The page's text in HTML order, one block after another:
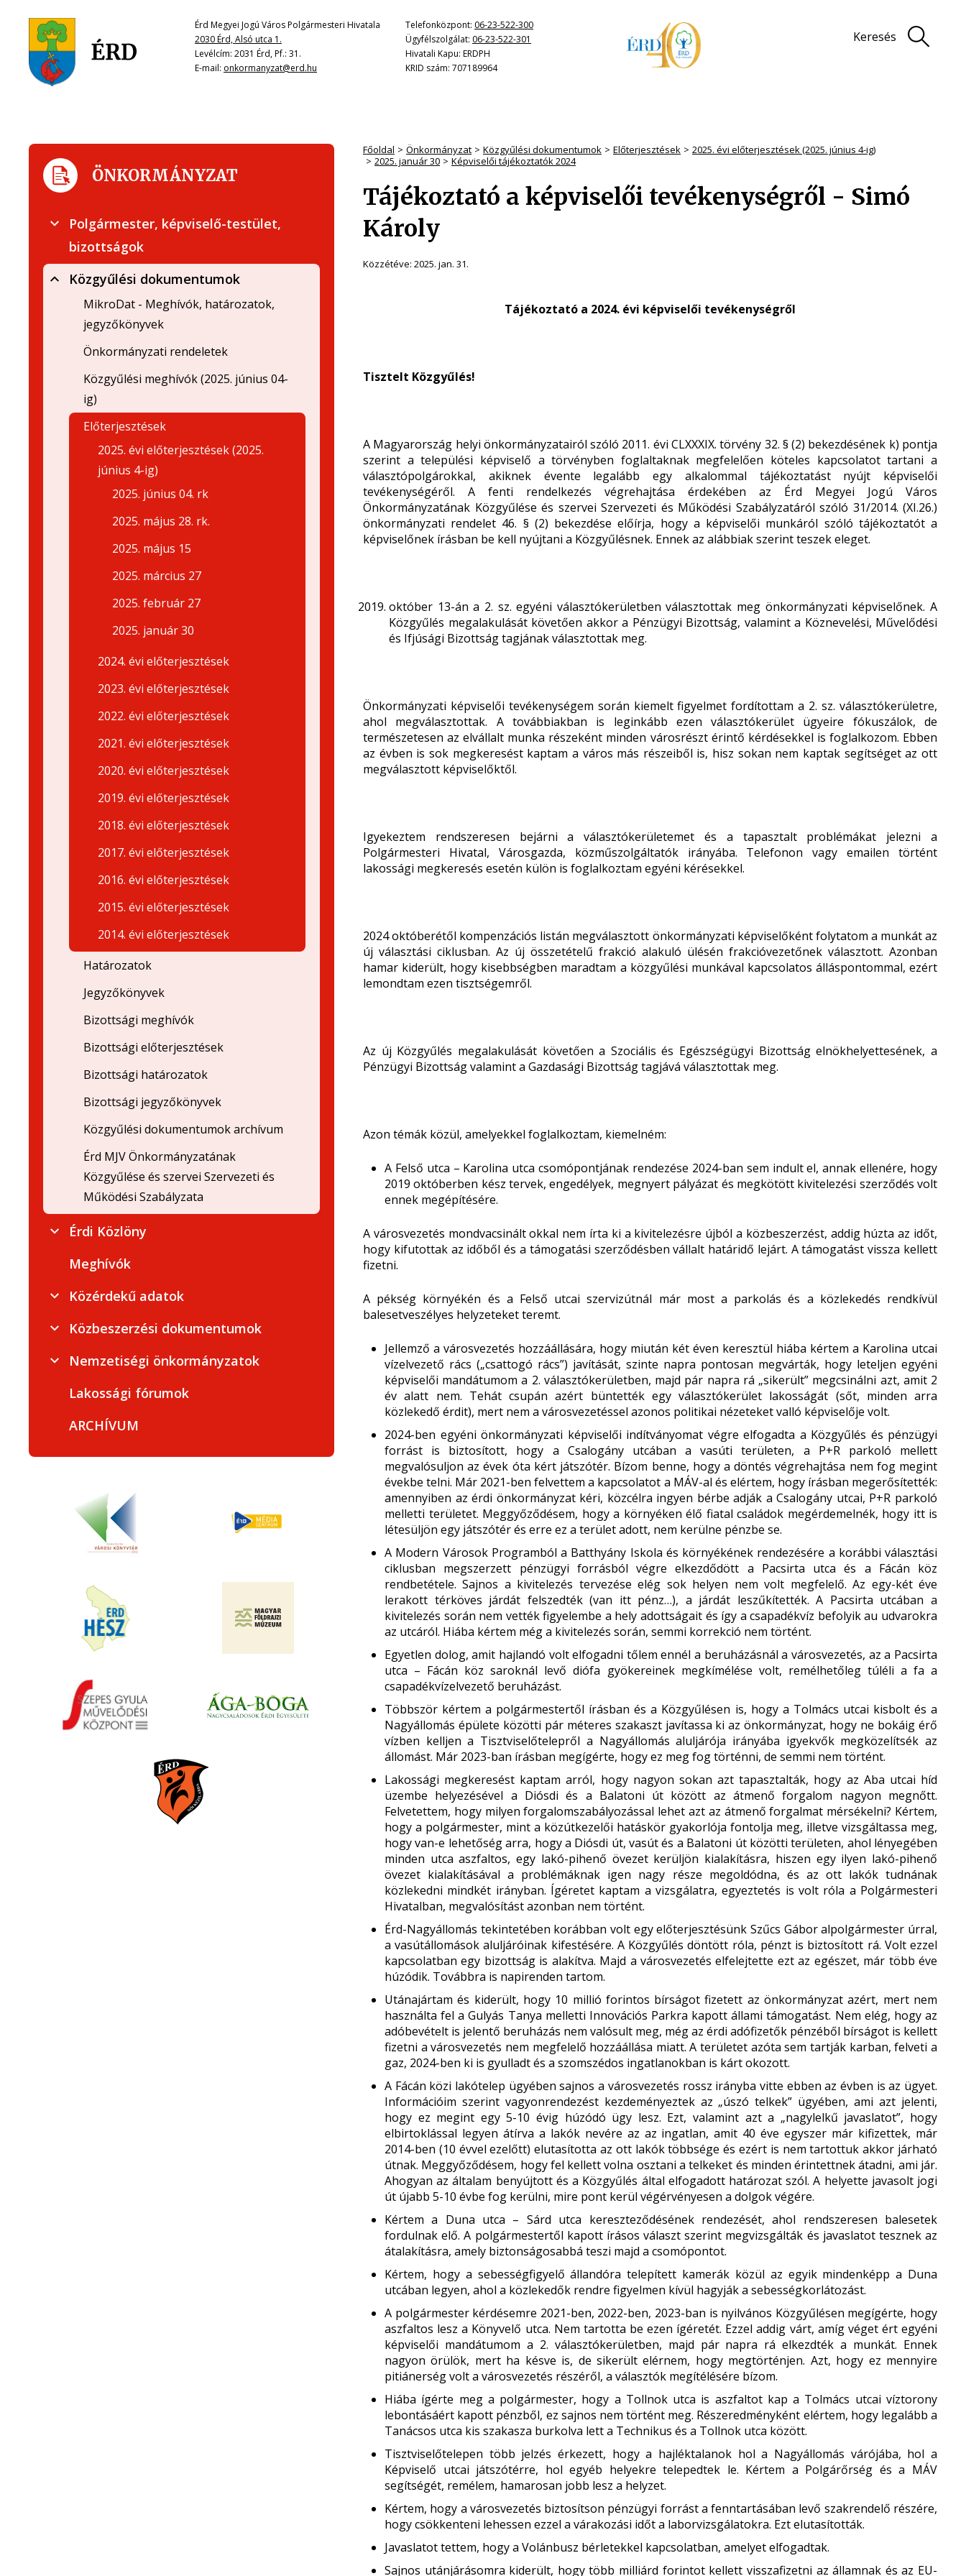
Érd Megyei Jogú Város Polgármesteri Hivatala
2030 Érd, Alsó utca 1.
Levélcím: 2031 Érd, Pf.: 31.
E-mail: onkormanyzat@erd.hu
Telefonközpont: 06-23-522-300
Ügyfélszolgálat: 06-23-522-301
Hivatali Kapu: ERDPH
KRID szám: 707189964
Keresés
Főoldal Önkormányzat Közgyűlési dokumentumok Előterjesztések
2025. évi előterjesztések (2025. június 4-ig)
2025. január 30
Képviselői tájékoztatók 2024
Tájékoztató a képviselői tevékenységről - Simó
Károly
Közzétéve: 2025. jan. 31.
Tájékoztató a 2024. évi képviselői tevékenységről
Tisztelt Közgyűlés!
A Magyarország helyi önkormányzatairól szóló 2011. évi CLXXXIX. törvény 32. § (2) bekezdésének k) pontja
szerint a települési képviselő a törvényben foglaltaknak megfelelően köteles kapcsolatot tartani a
választópolgárokkal, akiknek évente legalább egy alkalommal tájékoztatást nyújt képviselői
tevékenységéről. A fenti rendelkezés végrehajtása érdekében az Érd Megyei Jogú Város
Önkormányzatának Közgyűlése és szervei Szervezeti és Működési Szabályzatáról szóló 31/2014. (XI.26.)
önkormányzati rendelet 46. § (2) bekezdése előírja, hogy a képviselői munkáról szóló tájékoztatót a
képviselőnek írásban be kell nyújtani a Közgyűlésnek. Ennek az alábbiak szerint teszek eleget.
október 13-án a 2. sz. egyéni választókerületben választottak meg önkormányzati képviselőnek. A
Közgyűlés megalakulását követően akkor a Pénzügyi Bizottság, valamint a Köznevelési, Művelődési
és Ifjúsági Bizottság tagjának választottak meg.
Önkormányzati képviselői tevékenységem során kiemelt figyelmet fordítottam a 2. sz. választókerületre,
ahol megválasztottak. A továbbiakban is leginkább ezen választókerület ügyeire fókuszálok, de
természetesen az elvállalt munka részeként minden városrészt érintő kérdésekkel is foglalkozom. Ebben
az évben is sok megkeresést kaptam a város más részeiből is, hisz sokan nem kaptak segítséget az ott
megválasztott képviselőktől.
Igyekeztem rendszeresen bejárni a választókerületemet és a tapasztalt problémákat jelezni a
Polgármesteri Hivatal, Városgazda, közműszolgáltatók irányába. Telefonon vagy emailen történt
lakossági megkeresés esetén külön is foglalkoztam egyéni kérésekkel.
2024 októberétől kompenzációs listán megválasztott önkormányzati képviselőként folytatom a munkát az
új választási ciklusban. Az új összetételű frakció alakuló ülésén frakcióvezetőnek választott. Azonban
hamar kiderült, hogy kisebbségben maradtam a közgyűlési munkával kapcsolatos álláspontommal, ezért
lemondtam ezen tisztségemről.
Az új Közgyűlés megalakulását követően a Szociális és Egészségügyi Bizottság elnökhelyettesének, a
Pénzügyi Bizottság valamint a Gazdasági Bizottság tagjává választottak meg.
Azon témák közül, amelyekkel foglalkoztam, kiemelném:
A Felső utca – Karolina utca csomópontjának rendezése 2024-ban sem indult el, annak ellenére, hogy
2019 októberben kész tervek, engedélyek, megnyert pályázat és megkötött kivitelezési szerződés volt
ennek megépítésére.
A városvezetés mondvacsinált okkal nem írta ki a kivitelezésre újból a közbeszerzést, addig húzta az időt,
hogy kifutottak az időből és a támogatási szerződésben vállalt határidő lejárt. A támogatást vissza kellett
fizetni.
A pékség környékén és a Felső utcai szervizútnál már most a parkolás és a közlekedés rendkívül
balesetveszélyes helyzeteket teremt.
Jellemző a városvezetés hozzáállására, hogy miután két éven keresztül hiába kértem a Karolina utcai
vízelvezető rács („csattogó rács”) javítását, szinte napra pontosan megvárták, hogy leteljen egyéni
képviselői mandátumom a 2. választókerületben, majd pár napra rá „sikerült” megcsinálni azt, amit 2
év alatt nem. Tehát csupán azért büntették egy választókerület lakosságát (sőt, minden arra
közlekedő érdit), mert nem a városvezetéssel azonos politikai nézeteket valló képviselője volt.
2024-ben egyéni önkormányzati képviselői indítványomat végre elfogadta a Közgyűlés és pénzügyi
forrást is biztosított, hogy a Csalogány utcában a vasúti területen, a P+R parkoló mellett
megvalósuljon az évek óta kért játszótér. Bízom benne, hogy a döntés végrehajtása nem fog megint
évekbe telni. Már 2021-ben felvettem a kapcsolatot a MÁV-al és elértem, hogy írásban megerősítették:
amennyiben az érdi önkormányzat kéri, közcélra ingyen bérbe adják a Csalogány utcai, P+R parkoló
melletti területet. Meggyőződésem, hogy a környéken élő fiatal családok megérdemelnék, hogy itt is
létesüljön egy játszótér és erre ez a terület adott, nem kerülne pénzbe se.
A Modern Városok Programból a Batthyány Iskola és környékének rendezésére a korábbi választási
ciklusban megszerzett pénzügyi forrásból végre elkezdődött a Pacsirta utca és a Fácán köz
rendbetétele. Sajnos a kivitelezés tervezése elég sok helyen nem volt megfelelő. Az egy-két éve
lerakott térköves járdát felszedték (van itt pénz…), a járdát leszűkítették. A Pacsirta utcában a
kivitelezés során nem vették figyelembe a hely adottságait és így a csapadékvíz befolyik au udvarokra
az utcáról. Hiába kértem még a kivitelezés során, semmi korrekció nem történt.
Egyetlen dolog, amit hajlandó volt elfogadni tőlem ennél a beruházásnál a városvezetés, az a Pacsirta
utca – Fácán köz saroknál levő diófa gyökereinek megkímélése volt, remélhetőleg túléli a fa a
csapadékvízelvezető beruházást.
Többször kértem a polgármestertől írásban és a Közgyűlésen is, hogy a Tolmács utcai kisbolt és a
Nagyállomás épülete közötti pár méteres szakaszt javítassa ki az önkormányzat, hogy ne bokáig érő
vízben kelljen a Tisztviselőtelepről a Nagyállomás aluljárója irányába igyekvők megközelítsék az
állomást. Már 2023-ban írásban megígérte, hogy ez meg fog történni, de semmi nem történt.
Lakossági megkeresést kaptam arról, hogy nagyon sokan azt tapasztalták, hogy az Aba utcai híd
üzembe helyezésével a Diósdi és a Balatoni út között az átmenő forgalom nagyon megnőtt.
Felvetettem, hogy milyen forgalomszabályozással lehet azt az átmenő forgalmat mérsékelni? Kértem,
hogy a polgármester, mint a közútkezelői hatáskör gyakorlója fontolja meg, illetve vizsgáltassa meg,
hogy van-e lehetőség arra, hogy a Diósdi út, vasút és a Balatoni út közötti területen, ahol lényegében
minden utca aszfaltos, egy lakó-pihenő övezet kerüljön kialakításra, hiszen egy ilyen lakó-pihenő
övezet kialakításával a problémáknak igen nagy része megoldódna, és az ott lakók tudnának
közlekedni mindkét irányban. Ígéretet kaptam a vizsgálatra, egyeztetés is volt róla a Polgármesteri
Hivatalban, megvalósítást azonban nem történt.
Érd-Nagyállomás tekintetében korábban volt egy előterjesztésünk Szűcs Gábor alpolgármester úrral,
a vasútállomások aluljáróinak kifestésére. A Közgyűlés döntött róla, pénzt is biztosított rá. Volt ezzel
kapcsolatban egy bizottság is alakítva. Majd a városvezetés elfelejtette ezt az egészet, már több éve
húzódik. Továbbra is napirenden tartom.
Utánajártam és kiderült, hogy 10 millió forintos bírságot fizetett az önkormányzat azért, mert nem
használta fel a Gulyás Tanya melletti Innovációs Parkra kapott állami támogatást. Nem elég, hogy az
adóbevételt is jelentő beruházás nem valósult meg, még az érdi adófizetők pénzéből bírságot is kellett
fizetni a városvezetés nem megfelelő hozzáállása miatt. A területet azóta sem tartják karban, felveti a
gaz, 2024-ben ki is gyulladt és a szomszédos ingatlanokban is kárt okozott.
A Fácán közi lakótelep ügyében sajnos a városvezetés rossz irányba vitte ebben az évben is az ügyet.
Információim szerint vagyonrendezést kezdeményeztek az „úszó telkek” ügyében, ami azt jelenti,
hogy ez megint egy 5-10 évig húzódó ügy lesz. Ezt, valamint azt a „nagylelkű javaslatot”, hogy
elbirtoklással legyen átírva a lakók nevére az az ingatlan, amit 40 éve egyszer már kifizettek, már
2014-ben (10 évvel ezelőtt) elutasította az ott lakók többsége és ezért is nem tartottuk akkor járható
útnak. Meggyőződésem, hogy fel kellett volna osztani a telkeket és minden érintettnek átadni, ami jár.
Ahogyan az általam benyújtott és a Közgyűlés által elfogadott határozat szól. A helyette javasolt jogi
út újabb 5-10 évbe fog kerülni, mire pont kerül végérvényesen a dolgok végére.
Kértem a Duna utca – Sárd utca kereszteződésének rendezését, ahol rendszeresen balesetek
fordulnak elő. A polgármestertől kapott írásos választ szerint megvizsgálták és javaslatot tesznek az
átalakításra, amely biztonságosabbá teszi majd a csomópontot.
Kértem, hogy a sebességfigyelő állandóra telepített kamerák közül az egyik mindenképp a Duna
utcában legyen, ahol a közlekedők rendre figyelmen kívül hagyják a sebességkorlátozást.
A polgármester kérdésemre 2021-ben, 2022-ben, 2023-ban is nyilvános Közgyűlésen megígérte, hogy
aszfaltos lesz a Könyvelő utca. Nem tartotta be ezen ígéretét. Ezzel addig várt, amíg véget ért egyéni
képviselői mandátumom a 2. választókerületben, majd pár napra rá elkezdték a munkát. Ennek
nagyon örülök, mert ha késve is, de sikerült elérnem, hogy megtörténjen. Azt, hogy ez mennyire
pitiánerség volt a városvezetés részéről, a választók megítélésére bízom.
Hiába ígérte meg a polgármester, hogy a Tollnok utca is aszfaltot kap a Tolmács utcai víztorony
lebontásáért kapott pénzből, ez sajnos nem történt meg. Részeredményként elértem, hogy legalább a
Tanácsos utca kis szakasza burkolva lett a Technikus és a Tollnok utca között.
Tisztviselőtelepen több jelzés érkezett, hogy a hajléktalanok hol a Nagyállomás várójába, hol a
Képviselő utcai játszótérre, hol egyéb helyekre telepedtek le. Kértem a Polgárőrség és a MÁV
segítségét, remélem, hamarosan jobb lesz a helyzet.
Kértem, hogy a városvezetés biztosítson pénzügyi forrást a fenntartásában levő szakrendelő részére,
hogy csökkenteni lehessen ezzel a várakozási időt a laborvizsgálatokra. Ezt elutasították.
Javaslatot tettem, hogy a Volánbusz bérletekkel kapcsolatban, amelyet elfogadtak.
Sajnos utánjárásomra kiderült, hogy több milliárd forintot kellett visszafizetni az államnak és az EU-
ÖNKORMÁNYZAT
Polgármester, képviselő-testület,
bizottságok
Közgyűlési dokumentumok
MikroDat - Meghívók, határozatok,
jegyzőkönyvek
Önkormányzati rendeletek
Közgyűlési meghívók (2025. június 04-
ig)
Előterjesztések
2025. évi előterjesztések (2025.
június 4-ig)
2025. június 04. rk
2025. május 28. rk.
2025. május 15
2025. március 27
2025. február 27
2025. január 30
2024. évi előterjesztések
2023. évi előterjesztések
2022. évi előterjesztések
2021. évi előterjesztések
2020. évi előterjesztések
2019. évi előterjesztések
2018. évi előterjesztések
2017. évi előterjesztések
2016. évi előterjesztések
2015. évi előterjesztések
2014. évi előterjesztések
Határozatok
Jegyzőkönyvek
Bizottsági meghívók
Bizottsági előterjesztések
Bizottsági határozatok
Bizottsági jegyzőkönyvek
Közgyűlési dokumentumok archívum
Érd MJV Önkormányzatának
Közgyűlése és szervei Szervezeti és
Működési Szabályzata
Érdi Közlöny
Meghívók
Közérdekű adatok
Közbeszerzési dokumentumok
Nemzetiségi önkormányzatok
Lakossági fórumok
ARCHÍVUM